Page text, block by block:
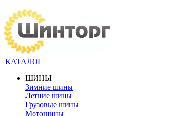
КАТАЛОГ
ШИНЫ
Зимние шины
Летние шины
Грузовые шины
Мотошины